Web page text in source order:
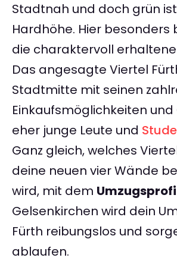
Stadtnah und doch grün
Hardhöhe. Hier besonders
die charaktervoll
Das angesagte Viertel
Stadtmitte mit seinen
Einkaufsmöglichkeiten und
eher junge Leute und
Ganz gleich, welches
deine neuen vier Wände
wird, mit dem
Gelsenkirchen wird dein
Fürth reibungslos und
ablaufen.